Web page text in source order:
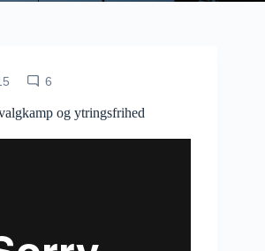
6
og ytringsfrihed